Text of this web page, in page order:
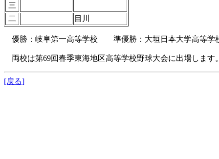
三
二
目川
優勝：岐阜第一高等学校 準優勝：大垣日本大学高等学
両校は第69回春季東海地区高等学校野球大会に出場します
[戻る]